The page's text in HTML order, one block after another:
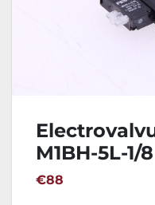
M1BH-5L-1/8
€88